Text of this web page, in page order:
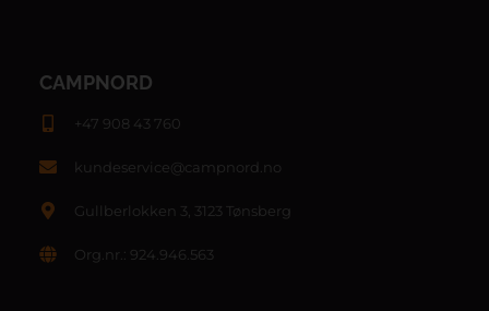
CAMPNORD
+47 908 43 760
kundeservice@campnord.no
Gullberlokken 3, 3123 Tønsberg
Org.nr.: 924.946.563